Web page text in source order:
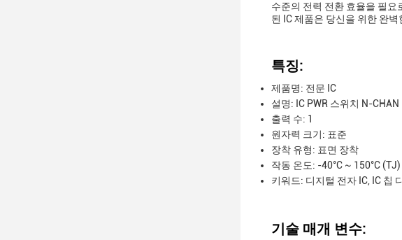
수준의 전력 전환 효율을 필
된 IC 제품은 당신을 위한 완벽
특징:
제품명: 전문 IC
설명: IC PWR 스위치 N-
출력 수: 1
원자력 크기: 표준
장착 유형: 표면 장착
작동 온도: -40°C ~ 150°C (TJ)
키워드: 디지털 전자 IC, IC 칩
기술 매개 변수: